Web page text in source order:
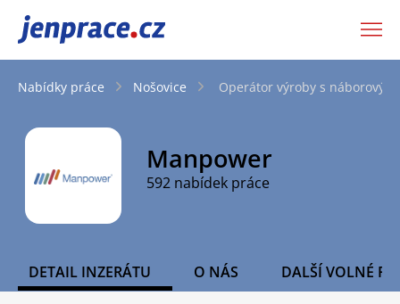
JenPráce.cz
Nabídky práce Nošovice Operátor výroby s
Manpower
592 nabídek práce
DETAIL INZERÁTU O NÁS DALŠÍ VOLNÉ